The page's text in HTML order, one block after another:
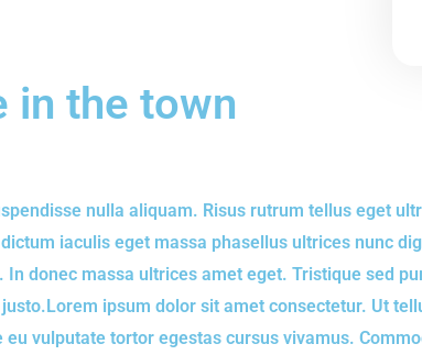
in the town
nulla aliquam. Risus rutrum tellus eget
iaculis eget massa phasellus ultrices nunc
donec massa ultrices amet eget. Tristique sed
ipsum dolor sit amet consectetur. Ut
vulputate tortor egestas cursus vivamus.